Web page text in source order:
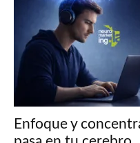
Enfoque y